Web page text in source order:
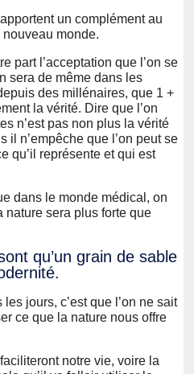
un complément au
nouveau monde.
part l’acceptation que l’on se
sera de même dans les
des millénaires, que 1 +
la vérité. Dire que l’on
n’est pas non plus la vérité
il n’empêche que l’on peut se
qu’il représente et qui est
dans le monde médical, on
nature sera plus forte que
qu’un grain de sable
jours, c’est que l’on ne sait
ce que la nature nous offre
notre vie, voire la